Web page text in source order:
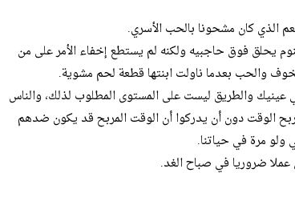
الذي كان مشحونا بالحب الأسري.
يحلق فوق حاجبيه ولكنه لم يستطع إخفاء الأمر على من
والحب بعدما ناولت ابنتها قطعة لحم مشوية.
والطريق ليست على المستوى المطلوب لذلك، والناس
الوقت دون أن يدركوا أن الوقت المربح قد يكون ضدهم
ولو مرة في حياتنا.
عملا ضروريا في صباح الغد.